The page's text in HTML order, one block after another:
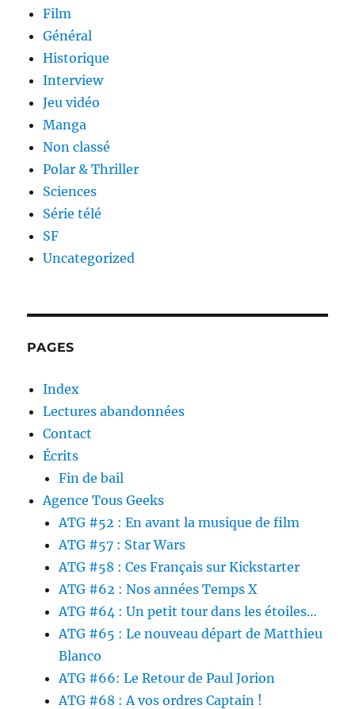
Film
Général
Historique
Interview
Jeu vidéo
Manga
Non classé
Polar & Thriller
Sciences
Série télé
SF
Uncategorized
PAGES
Index
Lectures abandonnées
Contact
Écrits
Fin de bail
Agence Tous Geeks
ATG #52 : En avant la musique de film
ATG #57 : Star Wars
ATG #58 : Ces Français sur Kickstarter
ATG #62 : Nos années Temps X
ATG #64 : Un petit tour dans les étoiles…
ATG #65 : Le nouveau départ de Matthieu
Blanco
ATG #66: Le Retour de Paul Jorion
ATG #68 : A vos ordres Captain !